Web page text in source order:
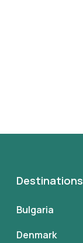
Destinations
Bulgaria
Denmark